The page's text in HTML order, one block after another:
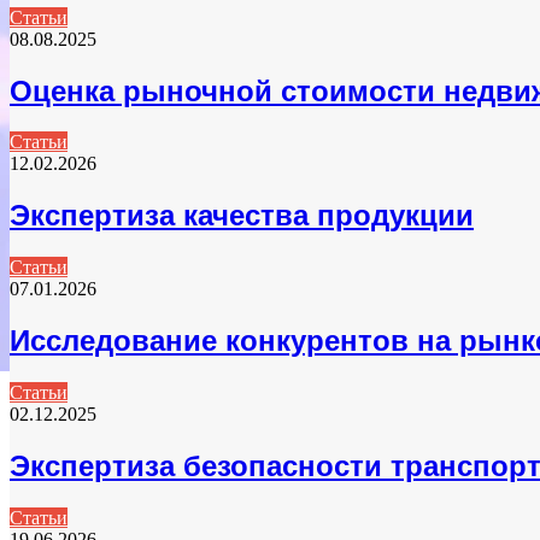
Статьи
08.08.2025
Оценка рыночной стоимости
Статьи
12.02.2026
Экспертиза качества продукции
Статьи
07.01.2026
Исследование конкурентов на
Статьи
02.12.2025
Экспертиза безопасности
Статьи